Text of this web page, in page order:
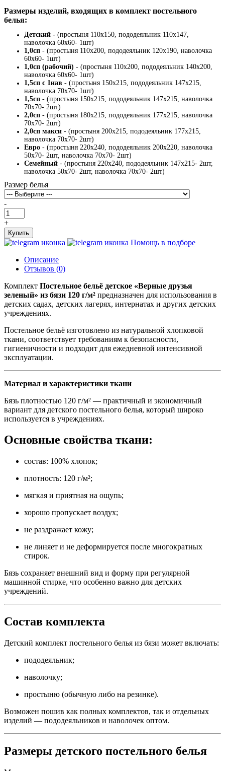
Размеры изделий, входящих в комплект постельного
белья:
Детский - (простыня 110х150, пододеяльник 110х147,
наволочка 60х60- 1шт)
1,0сп - (простыня 110х200, пододеяльник 120х190, наволочка
60х60- 1шт)
1,0сп (рабочий) - (простыня 110х200, пододеяльник 140х200,
наволочка 60х60- 1шт)
1,5сп с 1нав - (простыня 150х215, пододеяльник 147х215,
наволочка 70х70- 1шт)
1,5сп - (простыня 150х215, пододеяльник 147х215, наволочка
70х70- 2шт)
2,0сп - (простыня 180х215, пододеяльник 177х215, наволочка
70х70- 2шт)
2,0сп макси - (простыня 200х215, пододеяльник 177х215,
наволочка 70х70- 2шт)
Евро - (простыня 220х240, пододеяльник 200х220, наволочка
50х70- 2шт, наволочка 70х70- 2шт)
Семейный - (простыня 220х240, пододеяльник 147х215- 2шт,
наволочка 50х70- 2шт, наволочка 70х70- 2шт)
Размер белья
-
+
Купить
Помощь в подборе
Описание
Отзывов (0)
Комплект Постельное бельё детское «Верные друзья
зеленый» из бязи 120 г/м² предназначен для использования в
детских садах, детских лагерях, интернатах и других детских
учреждениях.
Постельное бельё изготовлено из натуральной хлопковой
ткани, соответствует требованиям к безопасности,
гигиеничности и подходит для ежедневной интенсивной
эксплуатации.
Материал и характеристики ткани
Бязь плотностью 120 г/м² — практичный и экономичный
вариант для детского постельного белья, который широко
используется в учреждениях.
Основные свойства ткани:
состав: 100% хлопок;
плотность: 120 г/м²;
мягкая и приятная на ощупь;
хорошо пропускает воздух;
не раздражает кожу;
не линяет и не деформируется после многократных
стирок.
Бязь сохраняет внешний вид и форму при регулярной
машинной стирке, что особенно важно для детских
учреждений.
Состав комплекта
Детский комплект постельного белья из бязи может включать:
пододеяльник;
наволочку;
простыню (обычную либо на резинке).
Возможен пошив как полных комплектов, так и отдельных
изделий — пододеяльников и наволочек оптом.
Размеры детского постельного белья